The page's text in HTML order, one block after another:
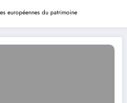
européennes du patrimoine